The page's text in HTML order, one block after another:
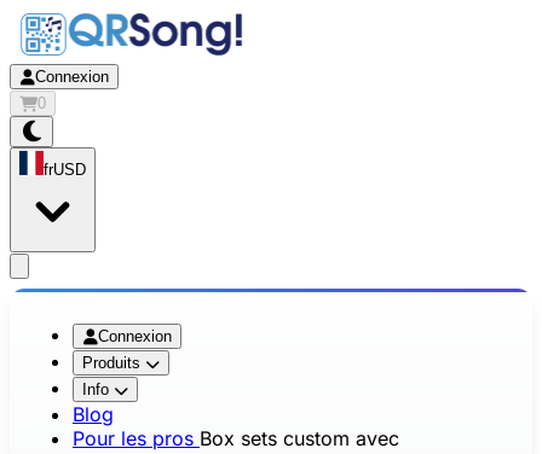
Connexion
0
frUSD
Connexion
Produits
Info
Blog
Pour les pros Box sets custom avec